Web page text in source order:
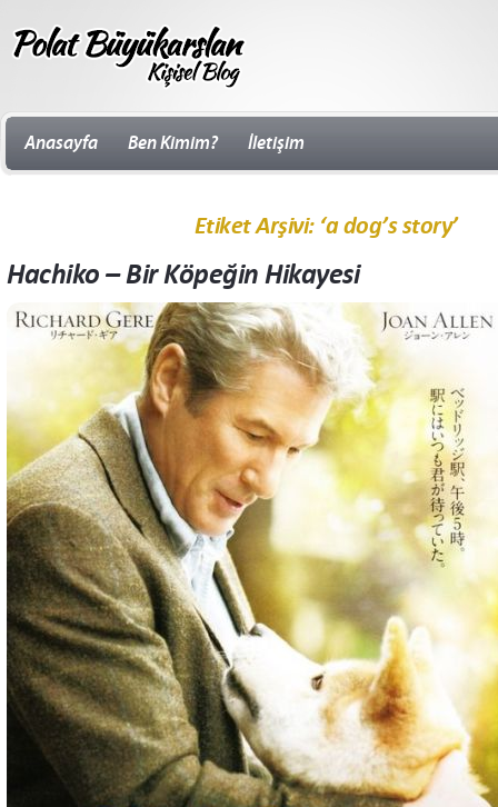
Anasayfa Ben Kimim? İletişim
Etiket Arşivi: ‘a dog’s story’
Hachiko – Bir Köpeğin Hikayesi